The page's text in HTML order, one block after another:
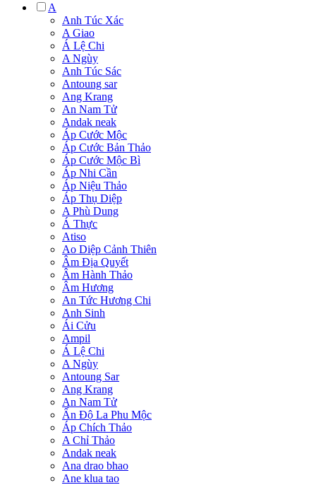
A
Anh Túc Xác
A Giao
Á Lệ Chi
A Ngùy
Anh Túc Sác
Antoung sar
Ang Krang
An Nam Tử
Andak neak
Áp Cước Mộc
Áp Cước Bản Thảo
Áp Cước Mộc Bì
Áp Nhi Cần
Áp Niệu Thảo
Áp Thụ Diệp
A Phù Dung
Á Thực
Atiso
Ao Diệp Cảnh Thiên
Âm Địa Quyết
Âm Hành Thảo
Âm Hương
An Tức Hương Chi
Anh Sinh
Ái Cửu
Ampil
Á Lệ Chi
A Ngùy
Antoung Sar
Ang Krang
An Nam Tử
Ấn Độ La Phu Mộc
Áp Chích Thảo
A Chỉ Thảo
Andak neak
Ana drao bhao
Ane klua tao